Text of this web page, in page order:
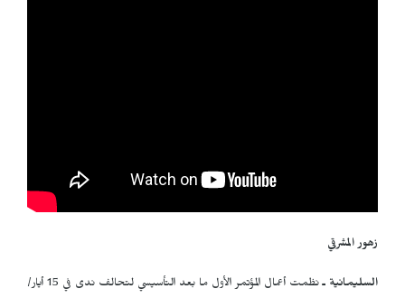
زهور المشرقي
السليمانية ـ
نظمت أعمال المؤتمر الأول ما بعد التأسيسي لتحالف ندى في 15 أيار/